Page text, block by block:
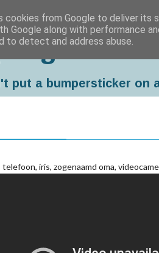
put a bumpersticker on
iris, zogenaamd oma,
cookies from Google to deliver its
Google along with performance
to detect and address abuse.